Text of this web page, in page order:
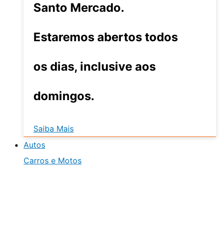
Santo Mercado.
Estaremos abertos todos
os dias, inclusive aos
domingos.
Saiba Mais
Autos
Carros e Motos